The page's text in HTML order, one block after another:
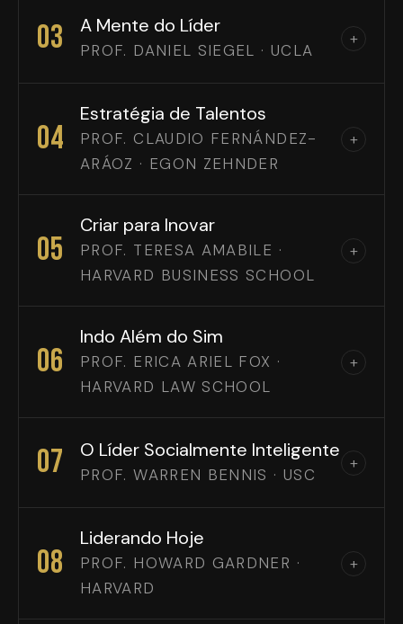
03 A Mente do Líder
PROF. DANIEL SIEGEL · UCLA
+
04
Estratégia de Talentos
PROF. CLAUDIO FERNÁNDEZ-
ARÁOZ · EGON ZEHNDER
+
05
Criar para Inovar
PROF. TERESA AMABILE ·
HARVARD BUSINESS SCHOOL
+
06
Indo Além do Sim
PROF. ERICA ARIEL FOX ·
HARVARD LAW SCHOOL
+
07 O Líder Socialmente Inteligente
PROF. WARREN BENNIS · USC
+
08
Liderando Hoje
PROF. HOWARD GARDNER ·
HARVARD
+